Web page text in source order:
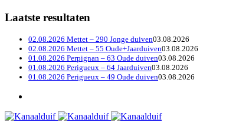
Laatste resultaten
02.08.2026 Mettet – 290 Jonge duiven03.08.2026
02.08.2026 Mettet – 55 Oude+Jaarduiven03.08.2026
01.08.2026 Perpignan – 63 Oude duiven03.08.2026
01.08.2026 Perigueux – 64 Jaarduiven03.08.2026
01.08.2026 Perigueux – 49 Oude duiven03.08.2026